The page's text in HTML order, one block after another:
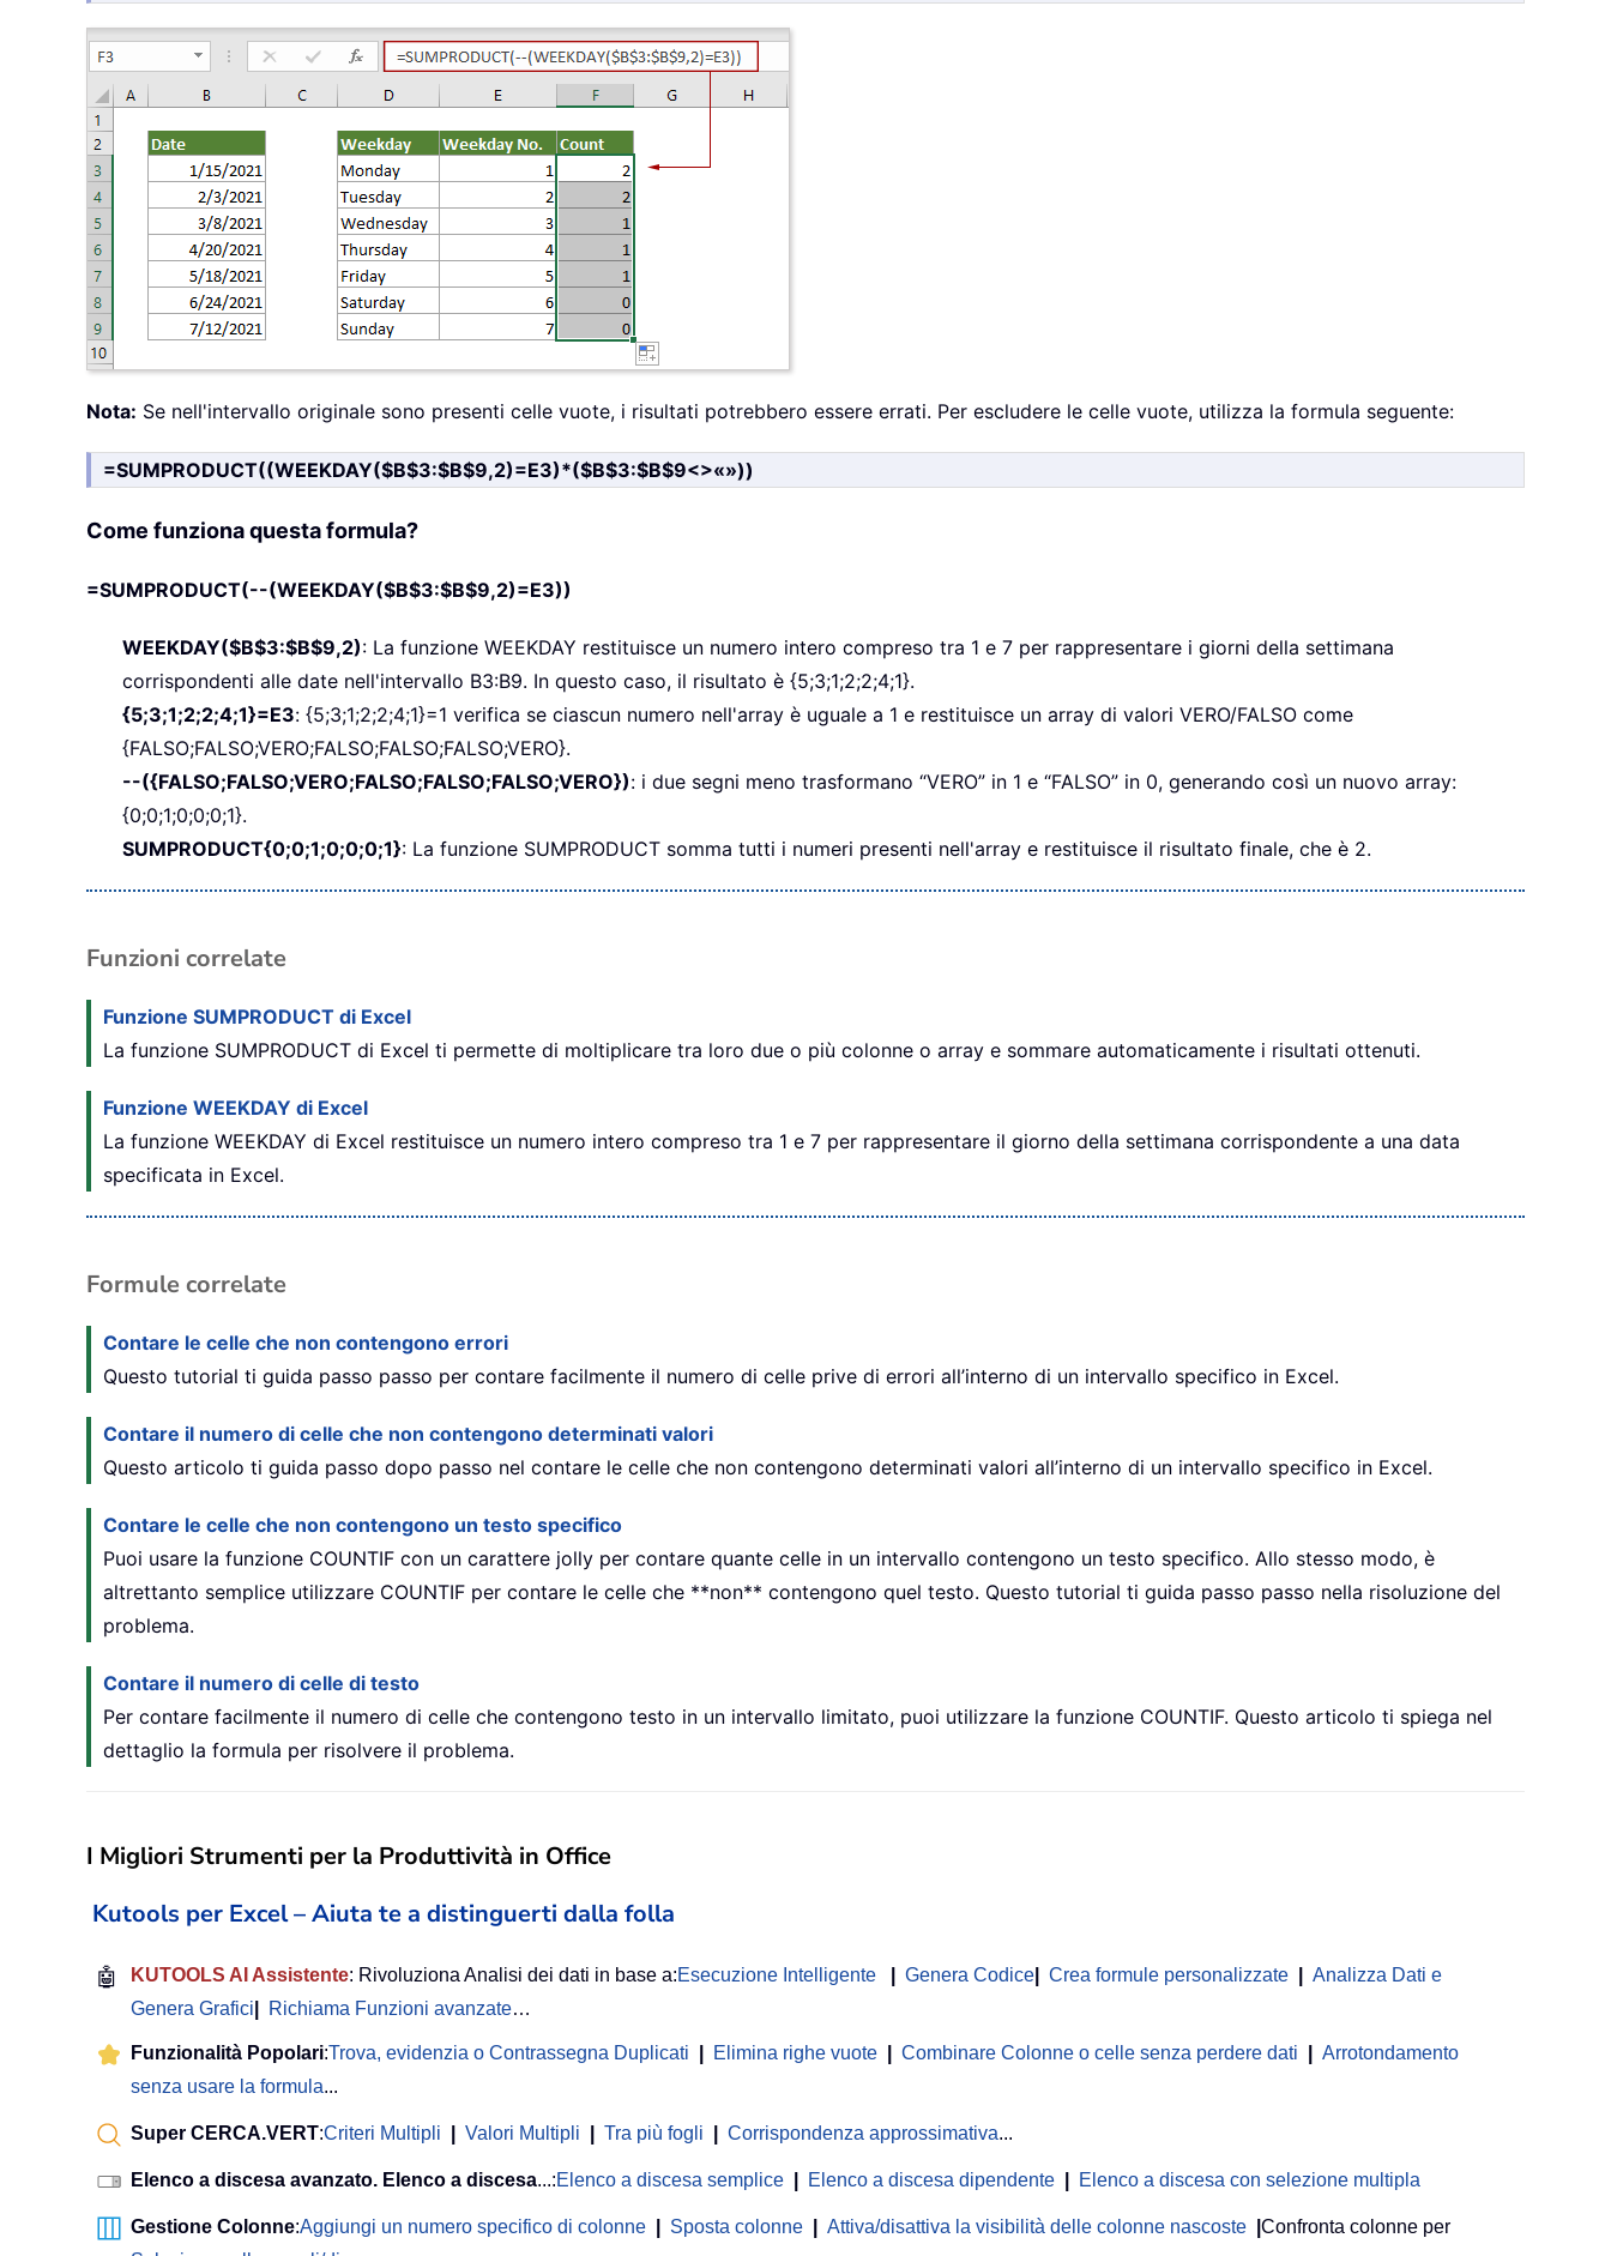
Nota: Se nell'intervallo originale sono presenti celle vuote, i risultati potrebbero essere errati. Per escludere le celle vuote, utilizza la formula seguente:
=SUMPRODUCT((WEEKDAY($B$3:$B$9,2)=E3)*($B$3:$B$9<>«»))
Come funziona questa formula?
=SUMPRODUCT(--(WEEKDAY($B$3:$B$9,2)=E3))
WEEKDAY($B$3:$B$9,2): La funzione WEEKDAY restituisce un numero intero compreso tra 1 e 7 per rappresentare i giorni della settimana
corrispondenti alle date nell'intervallo B3:B9. In questo caso, il risultato è {5;3;1;2;2;4;1}.
{5;3;1;2;2;4;1}=E3: {5;3;1;2;2;4;1}=1 verifica se ciascun numero nell'array è uguale a 1 e restituisce un array di valori VERO/FALSO come
{FALSO;FALSO;VERO;FALSO;FALSO;FALSO;VERO}.
--({FALSO;FALSO;VERO;FALSO;FALSO;FALSO;VERO}): i due segni meno trasformano “VERO” in 1 e “FALSO” in 0, generando così un nuovo array:
{0;0;1;0;0;0;1}.
SUMPRODUCT{0;0;1;0;0;0;1}: La funzione SUMPRODUCT somma tutti i numeri presenti nell'array e restituisce il risultato finale, che è 2.
Funzioni correlate
Funzione SUMPRODUCT di Excel
La funzione SUMPRODUCT di Excel ti permette di moltiplicare tra loro due o più colonne o array e sommare automaticamente i risultati ottenuti.
Funzione WEEKDAY di Excel
La funzione WEEKDAY di Excel restituisce un numero intero compreso tra 1 e 7 per rappresentare il giorno della settimana corrispondente a una data
specificata in Excel.
Formule correlate
Contare le celle che non contengono errori
Questo tutorial ti guida passo passo per contare facilmente il numero di celle prive di errori all’interno di un intervallo specifico in Excel.
Contare il numero di celle che non contengono determinati valori
Questo articolo ti guida passo dopo passo nel contare le celle che non contengono determinati valori all’interno di un intervallo specifico in Excel.
Contare le celle che non contengono un testo specifico
Puoi usare la funzione COUNTIF con un carattere jolly per contare quante celle in un intervallo contengono un testo specifico. Allo stesso modo, è
altrettanto semplice utilizzare COUNTIF per contare le celle che **non** contengono quel testo. Questo tutorial ti guida passo passo nella risoluzione del
problema.
Contare il numero di celle di testo
Per contare facilmente il numero di celle che contengono testo in un intervallo limitato, puoi utilizzare la funzione COUNTIF. Questo articolo ti spiega nel
dettaglio la formula per risolvere il problema.
I Migliori Strumenti per la Produttività in Office
Kutools per Excel – Aiuta te a distinguerti dalla folla
🤖 KUTOOLS AI Assistente: Rivoluziona Analisi dei dati in base a:Esecuzione Intelligente Genera Codice Crea formule personalizzate
Analizza Dati e
Genera Grafici
Richiama Funzioni avanzate…
Funzionalità Popolari:Trova, evidenzia o Contrassegna Duplicati Elimina righe vuote Combinare Colonne o celle senza perdere dati
Arrotondamento
senza usare la formula...
Super CERCA.VERT:Criteri Multipli Valori Multipli Tra più fogli Corrispondenza approssimativa...
Elenco a discesa avanzato. Elenco a discesa...:Elenco a discesa semplice Elenco a discesa dipendente Elenco a discesa con selezione multipla
Gestione Colonne:Aggiungi un numero specifico di colonne Sposta colonne Attiva/disattiva la visibilità delle colonne nascoste
Confronta colonne per